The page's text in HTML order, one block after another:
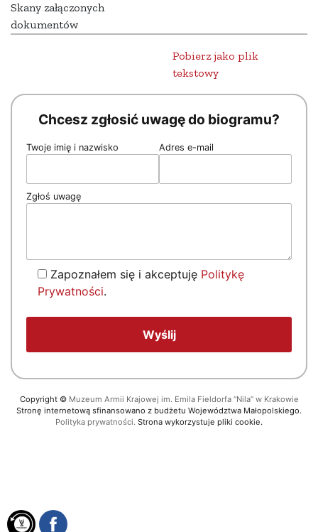
Skany załączonych
dokumentów
Pobierz jako plik
tekstowy
Chcesz zgłosić uwagę do biogramu?
Twoje imię i nazwisko Adres e-mail
Zgłoś uwagę
Zapoznałem się i akceptuję Politykę
Prywatności.
Copyright © Muzeum Armii Krajowej im. Emila Fieldorfa “Nila” w Krakowie
Stronę internetową sfinansowano z budżetu Województwa Małopolskiego.
Polityka prywatności. Strona wykorzystuje pliki cookie.